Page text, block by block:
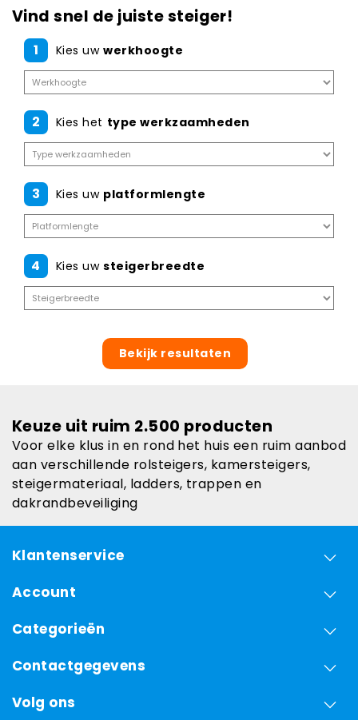
Vind snel de juiste steiger!
1 Kies uw werkhoogte
2 Kies het type werkzaamheden
3 Kies uw platformlengte
4 Kies uw steigerbreedte
Bekijk resultaten
Keuze uit ruim 2.500 producten
Voor elke klus in en rond het huis een ruim aanbod
aan verschillende rolsteigers, kamersteigers,
steigermateriaal, ladders, trappen en
dakrandbeveiliging
Klantenservice
Account
Categorieën
Contactgegevens
Volg ons